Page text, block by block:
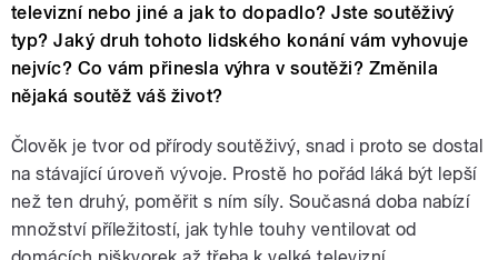
televizní nebo jiné a jak to dopadlo? Jste soutěživý
typ? Jaký druh tohoto lidského konání vám vyhovuje
nejvíc? Co vám přinesla výhra v soutěži? Změnila
nějaká soutěž váš život?
Člověk je tvor od přírody soutěživý, snad i proto se dostal
na stávající úroveň vývoje. Prostě ho pořád láká být lepší
než ten druhý, poměřit s ním síly. Současná doba nabízí
množství příležitostí, jak tyhle touhy ventilovat od